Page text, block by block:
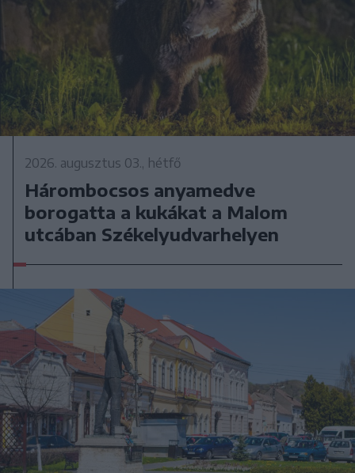
2026. augusztus 03., hétfő
Hárombocsos anyamedve
borogatta a kukákat a Malom
utcában Székelyudvarhelyen